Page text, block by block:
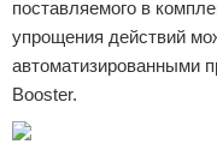
поставляемого в
упрощения действий
автоматизированными
Booster.